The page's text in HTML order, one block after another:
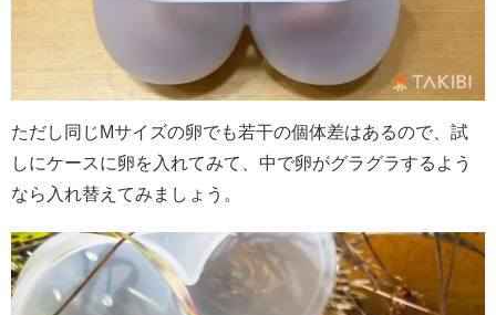
ただし同じMサイズの卵でも若干の個体差はあるので、試
しにケースに卵を入れてみて、中で卵がグラグラするよう
なら入れ替えてみましょう。